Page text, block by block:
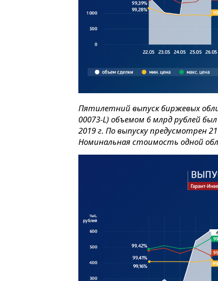
Пятилетний выпуск биржевых
00073-L) объемом 6 млрд рублей
2019 г. По выпуску предусмотрен
Номинальная стоимость одной